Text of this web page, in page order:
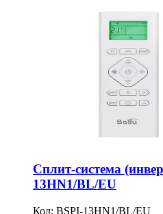
Сплит-система
13HN1/BL/EU
Код: BSPI-13HN1/BL/EU